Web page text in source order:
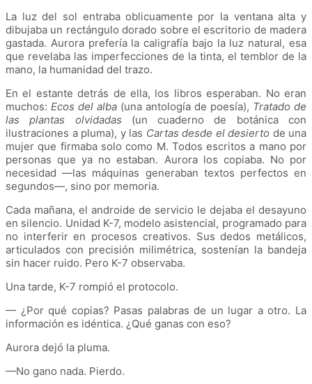
La luz del sol entraba oblicuamente por la ventana alta y
dibujaba un rectángulo dorado sobre el escritorio de madera
gastada. Aurora prefería la caligrafía bajo la luz natural, esa
que revelaba las imperfecciones de la tinta, el temblor de la
mano, la humanidad del trazo.
En el estante detrás de ella, los libros esperaban. No eran
muchos: Ecos del alba (una antología de poesía), Tratado de
las plantas olvidadas (un cuaderno de botánica con
ilustraciones a pluma), y las Cartas desde el desierto de una
mujer que firmaba solo como M. Todos escritos a mano por
personas que ya no estaban. Aurora los copiaba. No por
necesidad —las máquinas generaban textos perfectos en
segundos—, sino por memoria.
Cada mañana, el androide de servicio le dejaba el desayuno
en silencio. Unidad K-7, modelo asistencial, programado para
no interferir en procesos creativos. Sus dedos metálicos,
articulados con precisión milimétrica, sostenían la bandeja
sin hacer ruido. Pero K-7 observaba.
Una tarde, K-7 rompió el protocolo.
— ¿Por qué copias? Pasas palabras de un lugar a otro. La
información es idéntica. ¿Qué ganas con eso?
Aurora dejó la pluma.
—No gano nada. Pierdo.